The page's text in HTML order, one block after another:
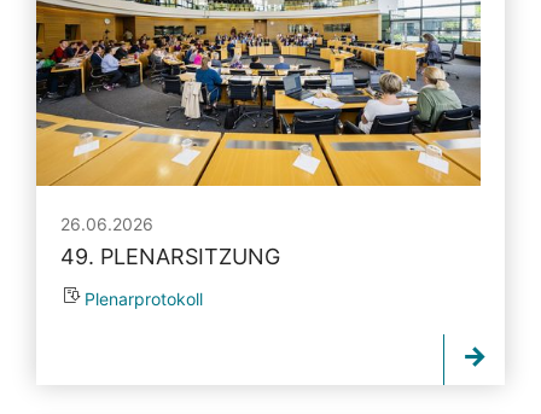
26.06.2026
49. PLENARSITZUNG
Plenarprotokoll